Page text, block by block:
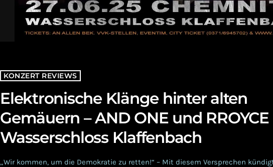
KONZERT REVIEWS
Elektronische Klänge hinter alten
Gemäuern – AND ONE und
Wasserschloss Klaffenbach
„Wir kommen, um die Demokratie zu retten!“ – Mit diesem Versprechen